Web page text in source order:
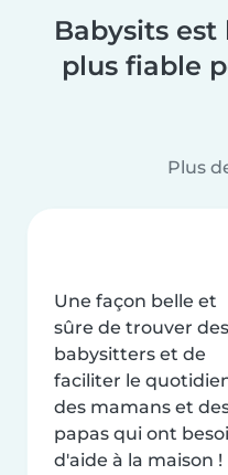
Babysits
plus fiable
Plus
Une façon belle et
sûre de trouver des
babysitters et de
faciliter le
des mamans et
papas qui ont
d'aide à la maison !